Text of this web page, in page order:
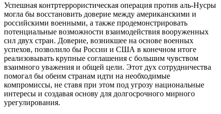
Успешная контртеррористическая операция против аль-Нусры
могла бы восстановить доверие между американскими и
российскими военными, а также продемонстрировать
потенциальные возможности взаимодействия вооруженных
сил двух стран. Доверие, возникшее на основе военных
успехов, позволило бы России и США в конечном итоге
реализовывать крупные соглашения с большим чувством
взаимного уважения и общей цели. Этот дух сотрудничества
помогал бы обеим странам идти на необходимые
компромиссы, не ставя при этом под угрозу национальные
интересы и создавая основу для долгосрочного мирного
урегулирования.